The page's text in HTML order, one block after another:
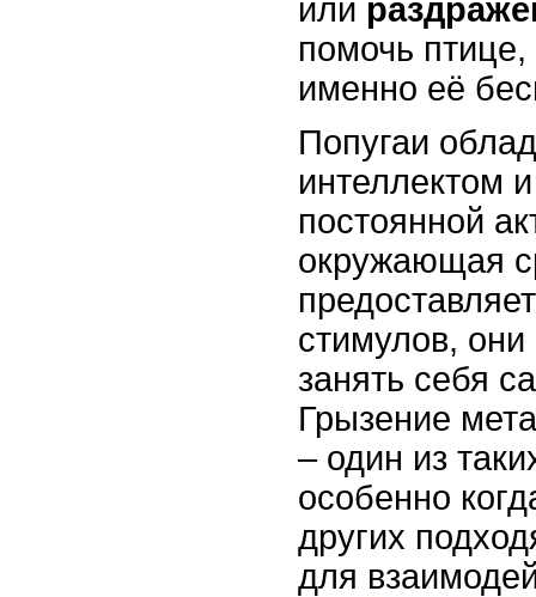
или
помочь
именно её
Попугаи
интеллектом
постоянной
окружающая
стимулов,
занять себя
Грызение
– один из
особенно
других
для